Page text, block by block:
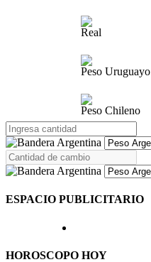
Real
Peso Uruguayo
Peso Chileno
ESPACIO PUBLICITARIO
HOROSCOPO HOY